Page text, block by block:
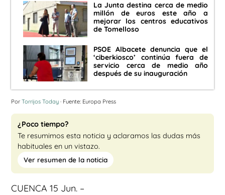
La Junta destina cerca de medio
millón de euros este año a
mejorar los centros educativos
de Tomelloso
PSOE Albacete denuncia que el
‘ciberkiosco’ continúa fuera de
servicio cerca de medio año
después de su inauguración
Por Torrijos Today · Fuente: Europa Press
¿Poco tiempo?
Te resumimos esta noticia y aclaramos las dudas más
habituales en un vistazo.
Ver resumen de la noticia
CUENCA 15 Jun. –